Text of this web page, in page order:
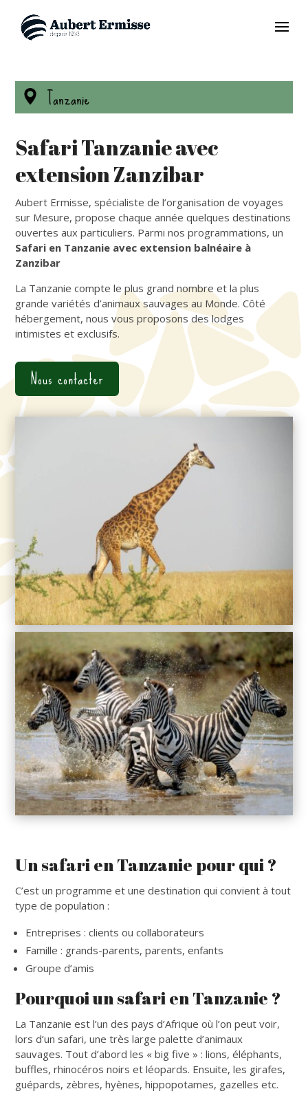
Tanzanie
Safari Tanzanie avec
extension Zanzibar
Aubert Ermisse, spécialiste de l’organisation de voyages
sur Mesure, propose chaque année quelques destinations
ouvertes aux particuliers. Parmi nos programmations, un
Safari en Tanzanie avec extension balnéaire à
Zanzibar
La Tanzanie compte le plus grand nombre et la plus
grande variétés d’animaux sauvages au Monde. Côté
hébergement, nous vous proposons des lodges
intimistes et exclusifs.
Nous contacter
Un safari en Tanzanie pour qui ?
C’est un programme et une destination qui convient à tout
type de population :
Entreprises : clients ou collaborateurs
Famille : grands-parents, parents, enfants
Groupe d’amis
Pourquoi un safari en Tanzanie ?
La Tanzanie est l’un des pays d’Afrique où l’on peut voir,
lors d’un safari, une très large palette d’animaux
sauvages. Tout d’abord les « big five » : lions, éléphants,
buffles, rhinocéros noirs et léopards. Ensuite, les girafes,
guépards, zèbres, hyènes, hippopotames, gazelles etc.